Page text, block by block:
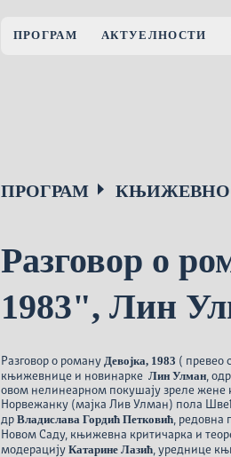
ПРОГРАМ АКТУЕЛНОСТИ
ПРОГРАМ
Разговор о
1983", Лин
Разговор о романуДевојка, 1983 ( превео
књижевнице и новинаркеЛин Улман,
овом нелинеарном покушају зреле жене
Норвежанку (мајка Лив Улман) пола
дрВладислава Гордић Петковић, редовна
Новом Саду, књижевна критичарка и
модерацијуКатарине Лазић, уреднице